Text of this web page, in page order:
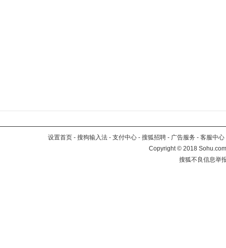
设置首页 - 搜狗输入法 - 支付中心 - 搜狐招聘 - 广告服务 - 客服中心
Copyright©2018
搜狐不良信息举